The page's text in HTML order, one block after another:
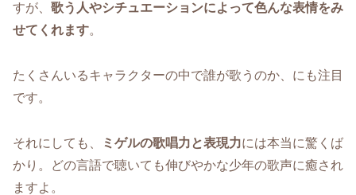
すが、 歌う人やシチュエーションによって色んな表情をみ
せてくれます。
たくさんいるキャラクターの中で誰が歌うのか、にも注目
です。
それにしても、 ミゲルの歌唱力と表現力には本当に驚くば
かり。どの言語で聴いても伸びやかな少年の歌声に癒され
ますよ。